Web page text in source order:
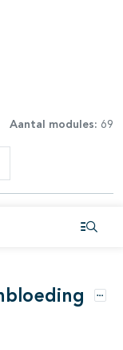
Aantal modules: 69